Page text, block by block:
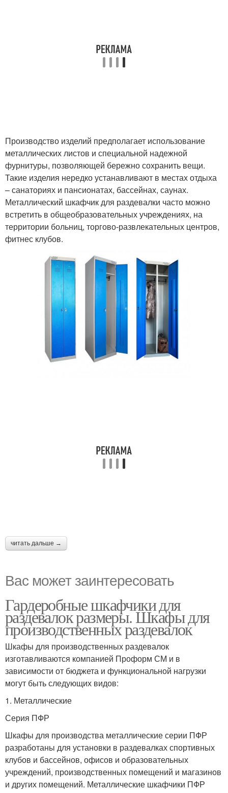
Производство изделий предполагает использование
металлических листов и специальной надежной
фурнитуры, позволяющей бережно сохранить вещи.
Такие изделия нередко устанавливают в местах отдыха
– санаториях и пансионатах, бассейнах, саунах.
Металлический шкафчик для раздевалки часто можно
встретить в общеобразовательных учреждениях, на
территории больниц, торгово-развлекательных центров,
фитнес клубов.
читать дальше →
Вас может заинтересовать
Гардеробные шкафчики для
раздевалок размеры. Шкафы для
производственных раздевалок
Шкафы для производственных раздевалок
изготавливаются компанией Проформ СМ и в
зависимости от бюджета и функциональной нагрузки
могут быть следующих видов:
1. Металлические
Серия ПФР
Шкафы для производства металлические серии ПФР
разработаны для установки в раздевалках спортивных
клубов и бассейнов, офисов и образовательных
учреждений, производственных помещений и магазинов
и других помещений. Металлические шкафчики ПФР